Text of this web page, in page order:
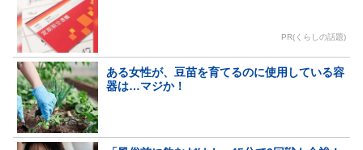
PR(くらしの話題)
ある女性が、豆苗を育てるのに使用している容
器は…マジか！